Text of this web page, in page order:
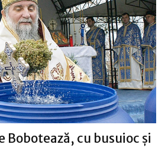
Bobotează, cu busuioc şi